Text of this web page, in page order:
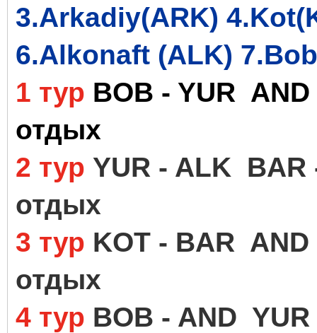
3.Arkadiy(ARK) 4
6.Alkonaft (ALK)
1 тур BOB - YUR
отдых
2 тур YUR - ALK
отдых
3 тур KOT - BAR
отдых
4 тур BOB - AND